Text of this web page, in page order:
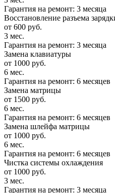
Гарантия на ремонт: 3 месяца
Восстановление разъема
от 600 руб.
3 мес.
Гарантия на ремонт: 3 месяца
Замена клавиатуры
от 1000 руб.
6 мес.
Гарантия на ремонт: 6 месяцев
Замена матрицы
от 1500 руб.
6 мес.
Гарантия на ремонт: 6 месяцев
Замена шлейфа матрицы
от 1000 руб.
6 мес.
Гарантия на ремонт: 6 месяцев
Чистка системы охлаждения
от 1000 руб.
3 мес.
Гарантия на ремонт: 3 месяца